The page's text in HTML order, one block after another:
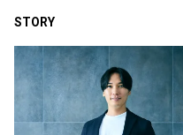
STORY